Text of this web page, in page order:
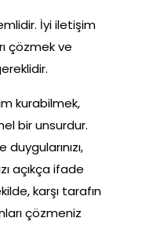
İyi iletişim
çözmek ve
kurabilmek,
bir unsurdur.
açıkça ifade
karşı tarafın
çözmeniz